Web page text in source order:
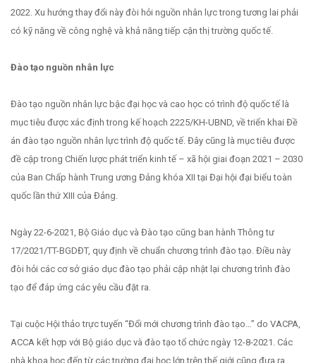
2022. Xu hướng thay đổi này đòi hỏi nguồn nhân lực trong tương lai phải
có kỹ năng về công nghệ và khả năng tiếp cận thị trường quốc tế.
Đào tạo nguồn nhân lực
Đào tạo nguồn nhân lực bậc đại học và cao học có trình độ quốc tế là
mục tiêu được xác định trong kế hoạch 2225/KH-UBND, về triển khai Đề
án đào tạo nguồn nhân lực trình độ quốc tế. Đây cũng là mục tiêu được
đề cập trong Chiến lược phát triển kinh tế – xã hội giai đoạn 2021 – 2030
của Ban Chấp hành Trung ương Đảng khóa XII tại Đại hội đại biểu toàn
quốc lần thứ XIII của Đảng.
Ngày 22-6-2021, Bộ Giáo dục và Đào tạo cũng ban hành Thông tư
17/2021/TT-BGDĐT, quy định về chuẩn chương trình đào tạo. Điều này
đòi hỏi các cơ sở giáo dục đào tạo phải cập nhật lại chương trình đào
tạo để đáp ứng các yêu cầu đặt ra.
Tại cuộc Hội thảo trực tuyến “Đổi mới chương trình đào tạo…” do VACPA,
ACCA kết hợp với Bộ giáo dục và đào tạo tổ chức ngày 12-8-2021. Các
nhà khoa học đến từ các trường đại học lớn trên thế giới cũng đưa ra